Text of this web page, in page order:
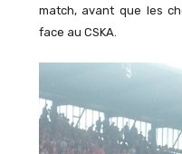
match, avant que les
face au CSKA.